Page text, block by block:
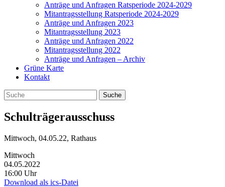
Anträge und Anfragen Ratsperiode 2024-2029
Mitantragsstellung Ratsperiode 2024-2029
Anträge und Anfragen 2023
Mitantragsstellung 2023
Anträge und Anfragen 2022
Mitantragsstellung 2022
Anträge und Anfragen – Archiv
Grüne Karte
Kontakt
Schulträgerausschuss
Mittwoch, 04.05.22, Rathaus
Mittwoch
04.05.2022
16:00 Uhr
Download als ics-Datei